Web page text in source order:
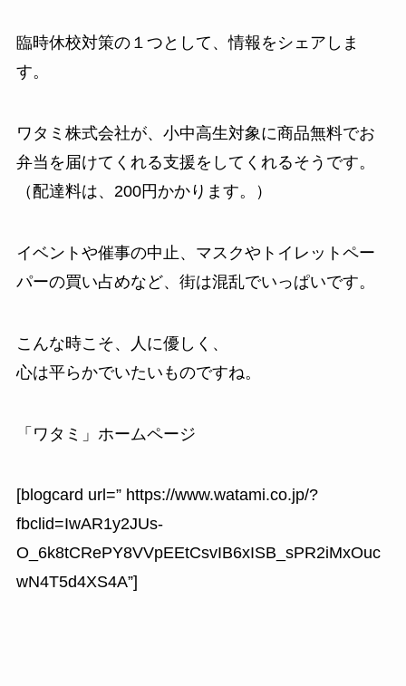
臨時休校対策の１つとして、情報をシェアしま
す。
ワタミ株式会社が、小中高生対象に商品無料でお
弁当を届けてくれる支援をしてくれるそうです。
（配達料は、200円かかります。）
イベントや催事の中止、マスクやトイレットペー
パーの買い占めなど、街は混乱でいっぱいです。
こんな時こそ、人に優しく、
心は平らかでいたいものですね。
「ワタミ」ホームページ
[blogcard url=” https://www.watami.co.jp/?
fbclid=IwAR1y2JUs-
O_6k8tCRePY8VVpEEtCsvIB6xISB_sPR2iMxOuc
wN4T5d4XS4A”]